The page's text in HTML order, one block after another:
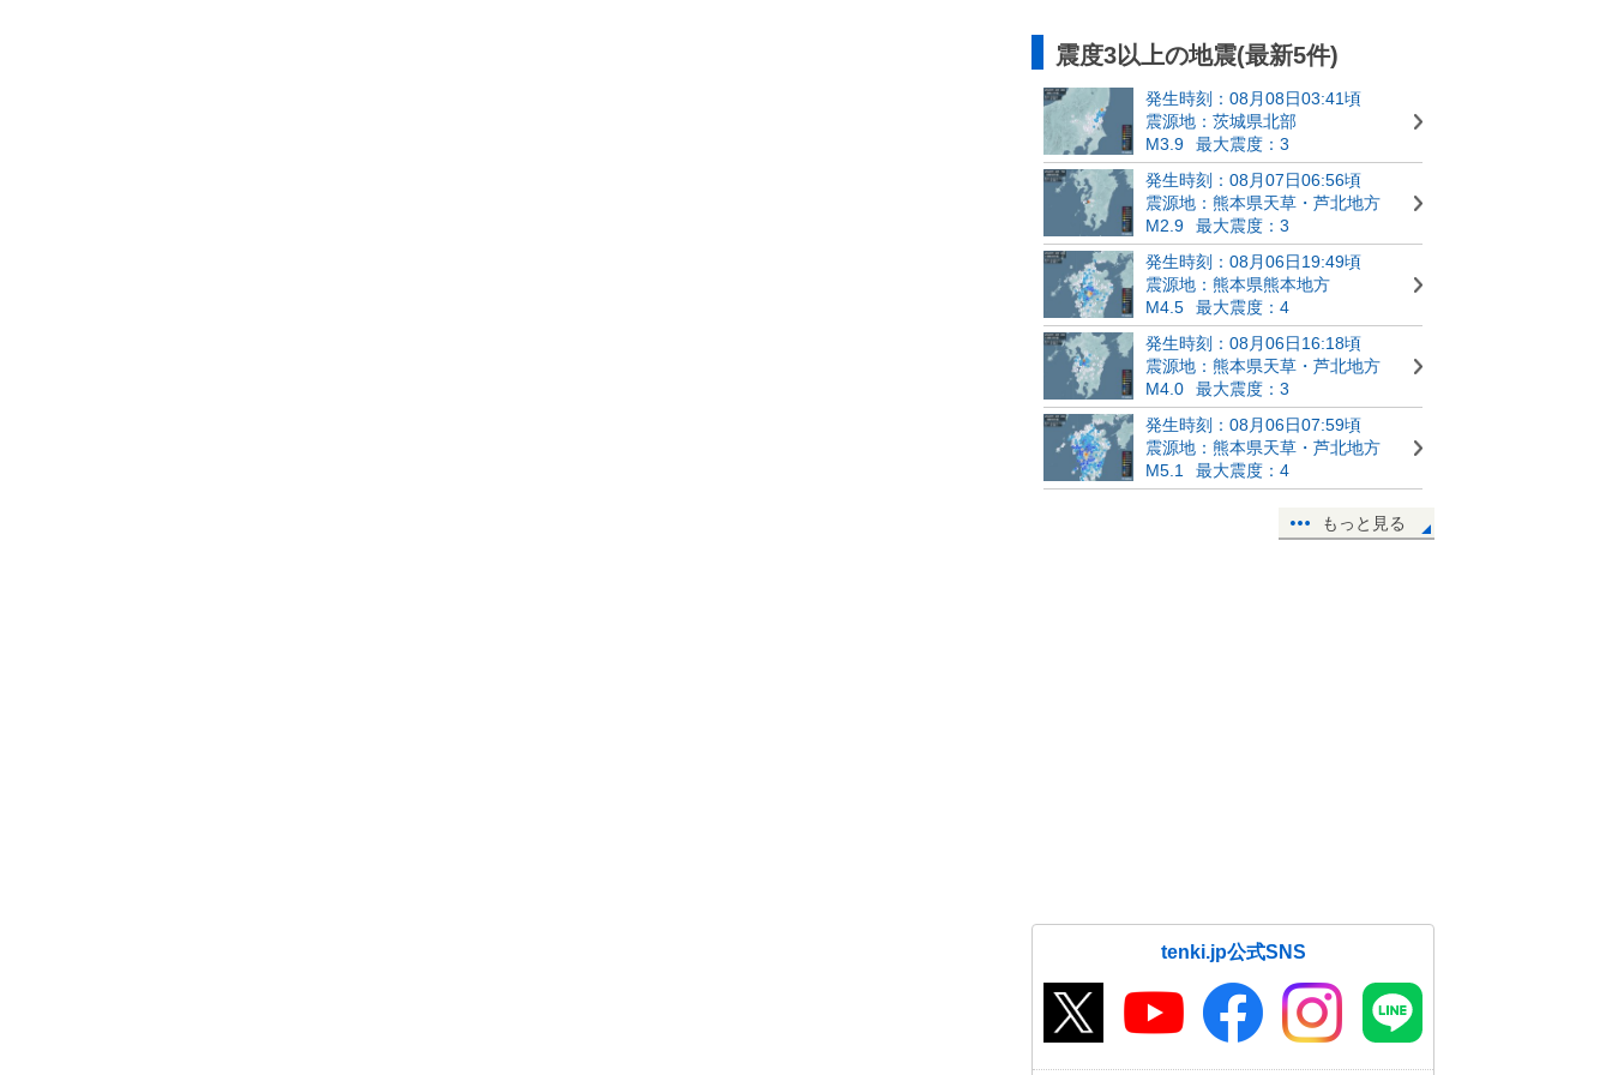
震度3以上の地震(最新5件)
発生時刻：08月08日03:41頃
震源地：茨城県北部
M3.9
最大震度：3
発生時刻：08月07日06:56頃
震源地：熊本県天草・芦北地方
M2.9
最大震度：3
発生時刻：08月06日19:49頃
震源地：熊本県熊本地方
M4.5
最大震度：4
発生時刻：08月06日16:18頃
震源地：熊本県天草・芦北地方
M4.0
最大震度：3
発生時刻：08月06日07:59頃
震源地：熊本県天草・芦北地方
M5.1
最大震度：4
もっと見る
tenki.jp公式SNS